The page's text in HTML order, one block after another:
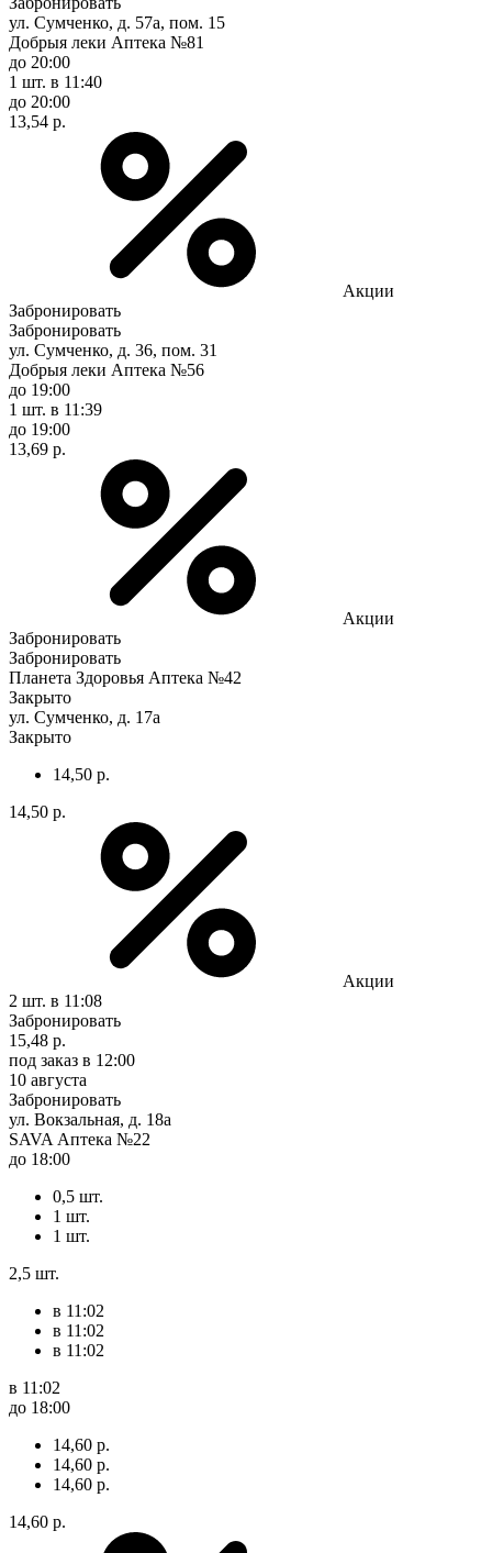
ул. Сумченко, д. 57а, пом. 15
Добрыя леки Аптека №81
до 20:00
1 шт. в 11:40
до 20:00
13,54 р.
Акции
Забронировать
Забронировать
ул. Сумченко, д. 36, пом. 31
Добрыя леки Аптека №56
до 19:00
1 шт. в 11:39
до 19:00
13,69 р.
Акции
Забронировать
Забронировать
Планета Здоровья Аптека №42
Закрыто
ул. Сумченко, д. 17а
Закрыто
14,50 р.
14,50 р.
Акции
2 шт. в 11:08
Забронировать
15,48 р.
под заказ в 12:00
10 августа
Забронировать
ул. Вокзальная, д. 18а
SAVA Аптека №22
до 18:00
0,5 шт.
1 шт.
1 шт.
2,5 шт.
в 11:02
в 11:02
в 11:02
в 11:02
до 18:00
14,60 р.
14,60 р.
14,60 р.
14,60 р.